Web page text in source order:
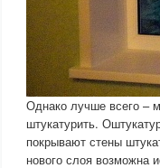
Однако лучше всего –
штукатурить.
покрывают стены
нового слоя возможна